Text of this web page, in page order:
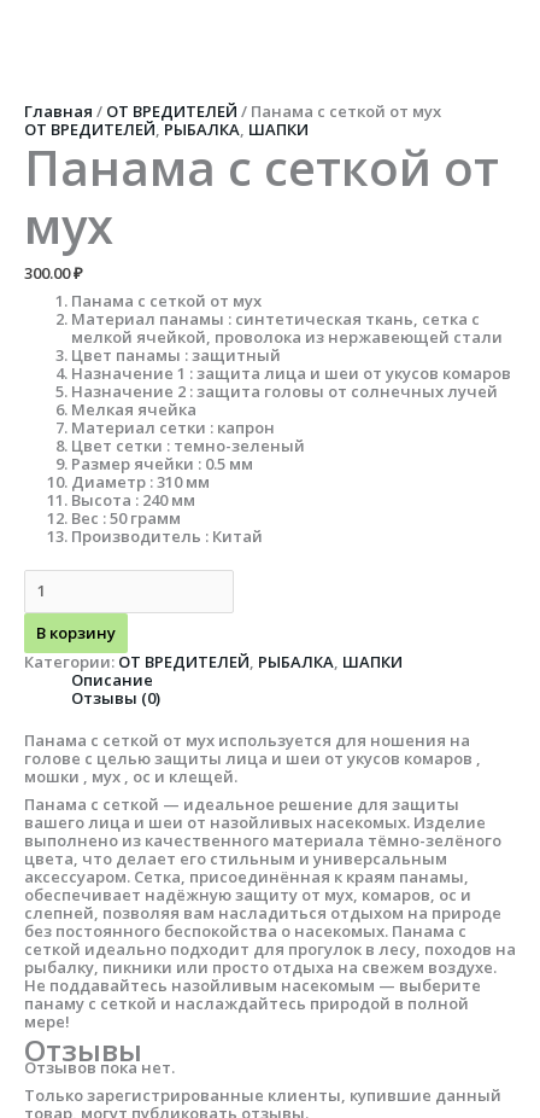
Главная / ОТ ВРЕДИТЕЛЕЙ / Панама с сеткой от мух
ОТ ВРЕДИТЕЛЕЙ, РЫБАЛКА, ШАПКИ
Панама с сеткой от
мух
300.00₽
Панама с сеткой от мух
Материал панамы : синтетическая ткань, сетка с
мелкой ячейкой, проволока из нержавеющей стали
Цвет панамы : защитный
Назначение 1 : защита лица и шеи от укусов комаров
Назначение 2 : защита головы от солнечных лучей
Мелкая ячейка
Материал сетки : капрон
Цвет сетки : темно-зеленый
Размер ячейки : 0.5 мм
Диаметр : 310 мм
Высота : 240 мм
Вес : 50 грамм
Производитель : Китай
Панама
с
сеткой
от
В корзину
Категории: ОТ ВРЕДИТЕЛЕЙ, РЫБАЛКА, ШАПКИ
Описание
Отзывы (0)
Панама с сеткой от мух используется для ношения на
голове с целью защиты лица и шеи от укусов комаров ,
мошки , мух , ос и клещей.
Панама с сеткой — идеальное решение для защиты
вашего лица и шеи от назойливых насекомых. Изделие
выполнено из качественного материала тёмно-зелёного
цвета, что делает его стильным и универсальным
аксессуаром. Сетка, присоединённая к краям панамы,
обеспечивает надёжную защиту от мух, комаров, ос и
слепней, позволяя вам насладиться отдыхом на природе
без постоянного беспокойства о насекомых. Панама с
сеткой идеально подходит для прогулок в лесу, походов на
рыбалку, пикники или просто отдыха на свежем воздухе.
Не поддавайтесь назойливым насекомым — выберите
панаму с сеткой и наслаждайтесь природой в полной
мере!
Отзывы
Отзывов пока нет.
Только зарегистрированные клиенты, купившие данный
товар, могут публиковать отзывы.